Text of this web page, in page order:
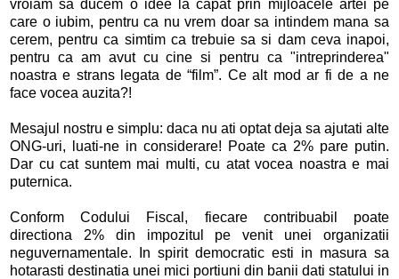
vroiam sa ducem o idee la capat prin mijloacele artei pe
care o iubim, pentru ca nu vrem doar sa intindem mana sa
cerem, pentru ca simtim ca trebuie sa si dam ceva inapoi,
pentru ca am avut cu cine si pentru ca "intreprinderea"
noastra e strans legata de “film”. Ce alt mod ar fi de a ne
face vocea auzita?!
Mesajul nostru e simplu: daca nu ati optat deja sa ajutati alte
ONG-uri, luati-ne in considerare! Poate ca 2% pare putin.
Dar cu cat suntem mai multi, cu atat vocea noastra e mai
puternica.
Conform Codului Fiscal, fiecare contribuabil poate
directiona 2% din impozitul pe venit unei organizatii
neguvernamentale. In spirit democratic esti in masura sa
hotarasti destinatia unei mici portiuni din banii dati statului in